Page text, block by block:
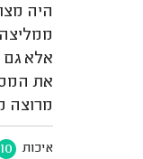
היה
אלא גם
את
מרוצה
איכות 10